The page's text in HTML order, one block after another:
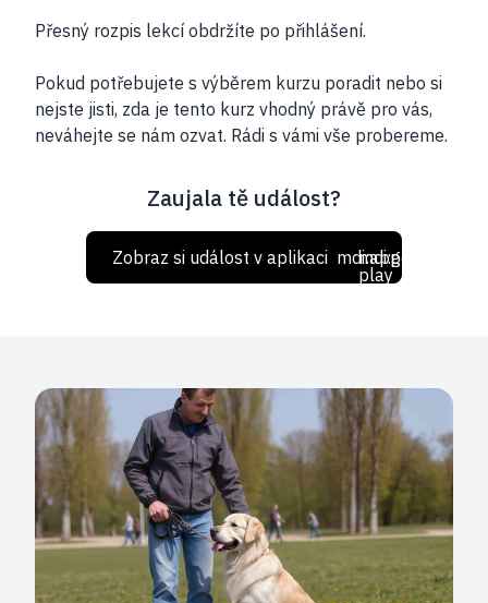
Přesný rozpis lekcí obdržíte po přihlášení.
Pokud potřebujete s výběrem kurzu poradit nebo si
nejste jisti, zda je tento kurz vhodný právě pro vás,
neváhejte se nám ozvat. Rádi s vámi vše probereme.
Zaujala tě událost?
Zobraz si událost v aplikaci mdi:apple
mdi:google-
play